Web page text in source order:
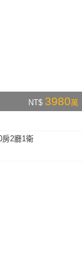
NT$ 3980萬
房2廳1衛